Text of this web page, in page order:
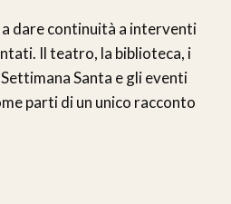
a dare continuità a interventi
Il teatro, la biblioteca, i
Santa e gli eventi
parti di un unico racconto